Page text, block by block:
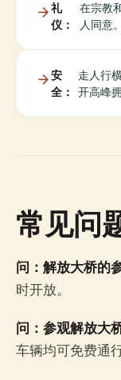
礼
仪：
在宗教
人同意。
安
全：
走人行
开高峰拥
常见问
问：解放大桥的
时开放。
问：参观解放大
车辆均可免费通行